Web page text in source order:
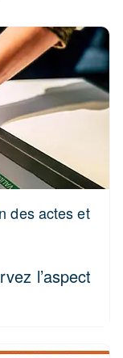
des actes et
l’aspect